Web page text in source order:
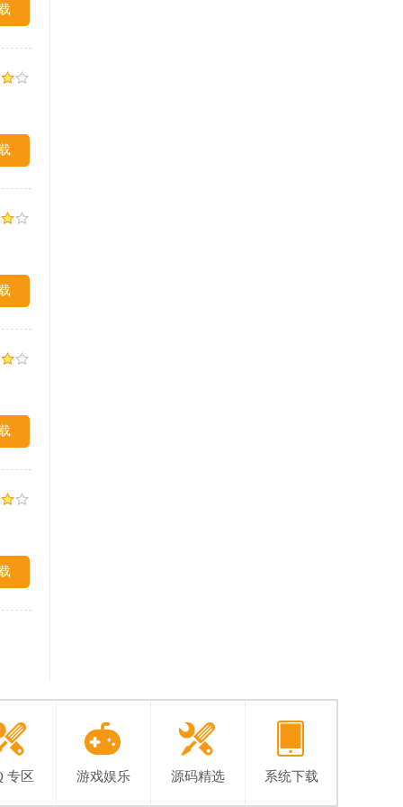
专区 游戏娱乐 源码精选 系统下载